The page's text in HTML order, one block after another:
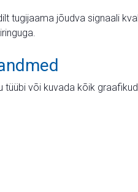
tugijaama jõudva signaali
tüübi või kuvada kõik